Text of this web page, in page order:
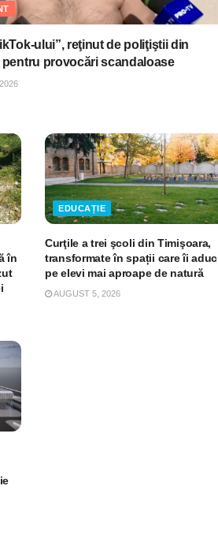
ului”, reţinut de poliţiştii din
pentru provocări scandaloase
în
EDUCAȚIE
Curţile a trei şcoli din Timişoara,
transformate în spații care îi aduc
pe elevi mai aproape de natură
AUGUST 5, 2026